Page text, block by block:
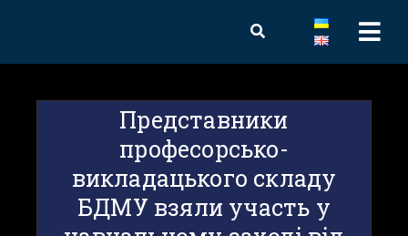
Представники
професорсько-
викладацького складу
БДМУ взяли участь у